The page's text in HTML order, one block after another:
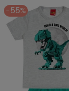
-55%